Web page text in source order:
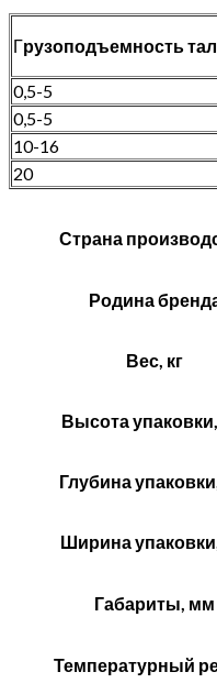
Грузоподъемность
0,5-5
0,5-5
10-16
20
Страна
Родина
Вес, кг
Высота
Глубина
Ширина
Габариты, мм
Температурный